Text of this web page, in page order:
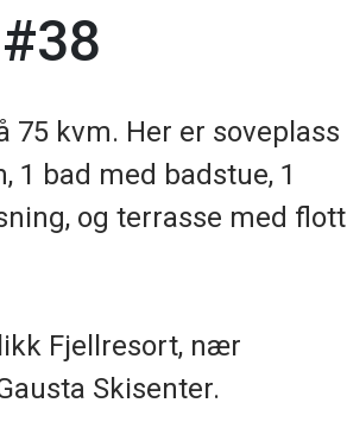
75 kvm. Her er soveplass
1 bad med badstue, 1
og terrasse med flott
Fjellresort, nær
Skisenter.